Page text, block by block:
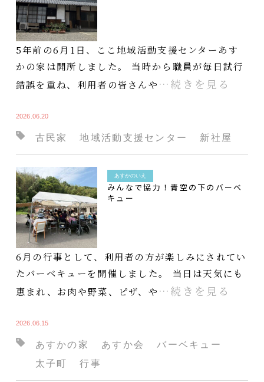
5年前の6月1日、ここ地域活動支援センターあす
かの家は開所しました。 当時から職員が毎日試行
錯誤を重ね、利用者の皆さんや …続きを見る
2026.06.20
古民家 地域活動支援センター 新社屋
あすかのいえ
みんなで協力！青空の下のバーベ
キュー
6月の行事として、利用者の方が楽しみにされてい
たバーベキューを開催しました。 当日は天気にも
恵まれ、お肉や野菜、ピザ、や …続きを見る
2026.06.15
あすかの家 あすか会
バーベキュー
太子町
行事